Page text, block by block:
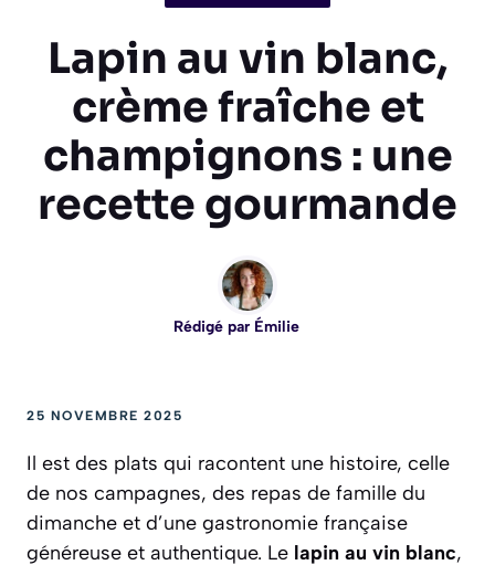
Lapin au vin blanc,
crème fraîche et
champignons : une
recette gourmande
Rédigé par Émilie
25 NOVEMBRE 2025
Il est des plats qui racontent une histoire, celle
de nos campagnes, des repas de famille du
dimanche et d’une gastronomie française
généreuse et authentique. Le lapin au vin blanc,